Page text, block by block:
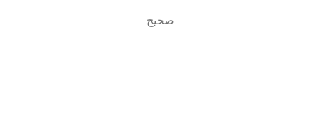
صحیح